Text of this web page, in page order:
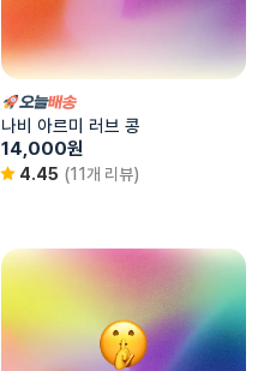
나비 아르미 러브 콩
14,000원
4.45 (11개 리뷰)